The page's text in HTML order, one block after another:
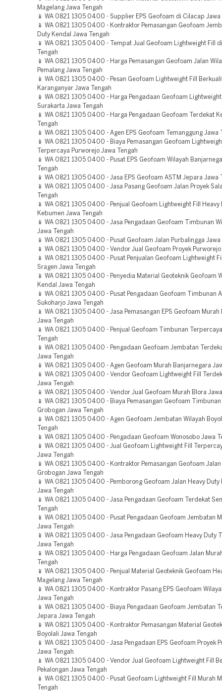
Magelang Jawa Tengah
📱 WA 0821 1305 0400 - Supplier EPS Geofoam di Cilacap Jawa
📱 WA 0821 1305 0400 - Kontraktor Pemasangan Geofoam
Duty Kendal Jawa Tengah
📱 WA 0821 1305 0400 - Tempat Jual Geofoam Lightweight Fill
Tengah
📱 WA 0821 1305 0400 - Harga Pemasangan Geofoam Jalan
Pemalang Jawa Tengah
📱 WA 0821 1305 0400 - Pesan Geofoam Lightweight Fill
Karanganyar Jawa Tengah
📱 WA 0821 1305 0400 - Harga Pengadaan Geofoam
Surakarta Jawa Tengah
📱 WA 0821 1305 0400 - Harga Pengadaan Geofoam Terdekat
Tengah
📱 WA 0821 1305 0400 - Agen EPS Geofoam Temanggung Jawa
📱 WA 0821 1305 0400 - Biaya Pemasangan Geofoam
Terpercaya Purworejo Jawa Tengah
📱 WA 0821 1305 0400 - Pusat EPS Geofoam Wilayah
Tengah
📱 WA 0821 1305 0400 - Jasa EPS Geofoam ASTM Jepara Jawa
📱 WA 0821 1305 0400 - Jasa Pasang Geofoam Jalan Proyek
Tengah
📱 WA 0821 1305 0400 - Penjual Geofoam Lightweight Fill Heavy
Kebumen Jawa Tengah
📱 WA 0821 1305 0400 - Jasa Pengadaan Geofoam Timbunan
Jawa Tengah
📱 WA 0821 1305 0400 - Pusat Geofoam Jalan Purbalingga Jawa
📱 WA 0821 1305 0400 - Vendor Jual Geofoam Proyek Purworejo
📱 WA 0821 1305 0400 - Pusat Penjualan Geofoam Lightweight
Sragen Jawa Tengah
📱 WA 0821 1305 0400 - Penyedia Material Geoteknik Geofoam
Kendal Jawa Tengah
📱 WA 0821 1305 0400 - Pusat Pengadaan Geofoam Timbunan
Sukoharjo Jawa Tengah
📱 WA 0821 1305 0400 - Jasa Pemasangan EPS Geofoam Murah
Jawa Tengah
📱 WA 0821 1305 0400 - Penjual Geofoam Timbunan
Tengah
📱 WA 0821 1305 0400 - Pengadaan Geofoam Jembatan
Jawa Tengah
📱 WA 0821 1305 0400 - Agen Geofoam Murah Banjarnegara
📱 WA 0821 1305 0400 - Vendor Geofoam Lightweight Fill
Jawa Tengah
📱 WA 0821 1305 0400 - Vendor Jual Geofoam Murah Blora
📱 WA 0821 1305 0400 - Biaya Pemasangan Geofoam Timbunan
Grobogan Jawa Tengah
📱 WA 0821 1305 0400 - Agen Geofoam Jembatan Wilayah
Tengah
📱 WA 0821 1305 0400 - Pengadaan Geofoam Wonosobo Jawa
📱 WA 0821 1305 0400 - Jual Geofoam Lightweight Fill
Jawa Tengah
📱 WA 0821 1305 0400 - Kontraktor Pemasangan Geofoam Jalan
Grobogan Jawa Tengah
📱 WA 0821 1305 0400 - Pemborong Geofoam Jalan Heavy Duty
Jawa Tengah
📱 WA 0821 1305 0400 - Jasa Pengadaan Geofoam Terdekat
Tengah
📱 WA 0821 1305 0400 - Pusat Pengadaan Geofoam Jembatan
Jawa Tengah
📱 WA 0821 1305 0400 - Jasa Pengadaan Geofoam Heavy Duty
Jawa Tengah
📱 WA 0821 1305 0400 - Harga Pengadaan Geofoam Jalan
Tengah
📱 WA 0821 1305 0400 - Penjual Material Geoteknik Geofoam
Magelang Jawa Tengah
📱 WA 0821 1305 0400 - Kontraktor Pasang EPS Geofoam
Jawa Tengah
📱 WA 0821 1305 0400 - Biaya Pengadaan Geofoam Jembatan
Jepara Jawa Tengah
📱 WA 0821 1305 0400 - Kontraktor Pemasangan Material
Boyolali Jawa Tengah
📱 WA 0821 1305 0400 - Jasa Pengadaan EPS Geofoam Proyek
Jawa Tengah
📱 WA 0821 1305 0400 - Vendor Jual Geofoam Lightweight Fill
Pekalongan Jawa Tengah
📱 WA 0821 1305 0400 - Pusat Geofoam Lightweight Fill Murah
Tengah